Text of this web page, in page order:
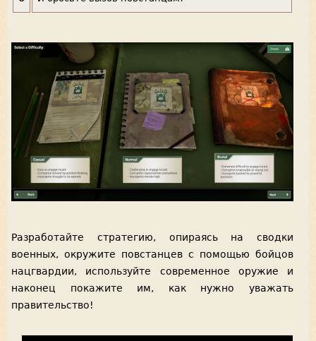
Разработайте стратегию, опираясь на сводки
военных, окружите повстанцев с помощью бойцов
нацгвардии, используйте современное оружие и
наконец покажите им, как нужно уважать
правительство!